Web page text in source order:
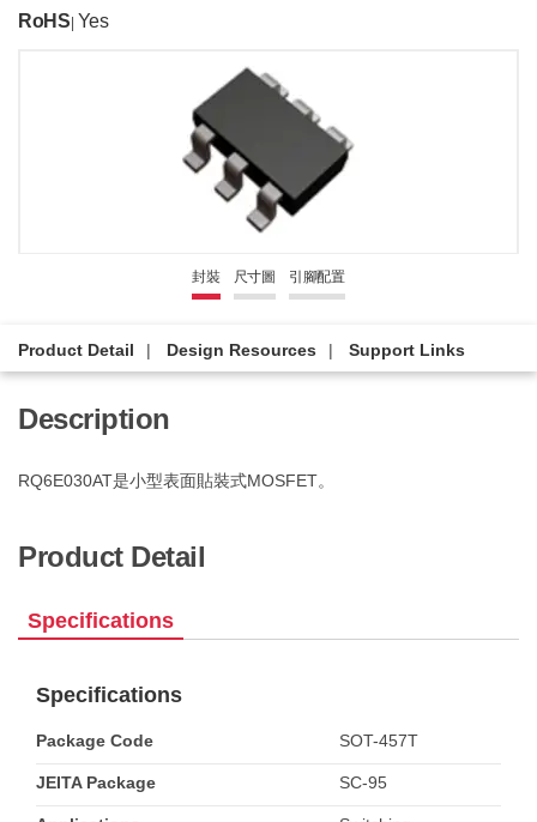
RoHS Yes
封裝 尺寸圖 引腳配置
Product Detail Design Resources Support Links
Description
RQ6E030AT是小型表面貼裝式MOSFET。
Product Detail
Specifications
Specifications
Package Code SOT-457T
JEITA Package SC-95